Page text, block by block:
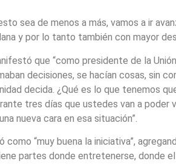
sea de menos a más, vamos a ir
y por lo tanto también con mayor
que “como presidente de la
decisiones, se hacían cosas, sin
decida. ¿Qué es lo que tenemos
tres días que ustedes van a poder
nueva cara en esa situación”.
“muy buena la iniciativa”,
partes donde entretenerse, donde